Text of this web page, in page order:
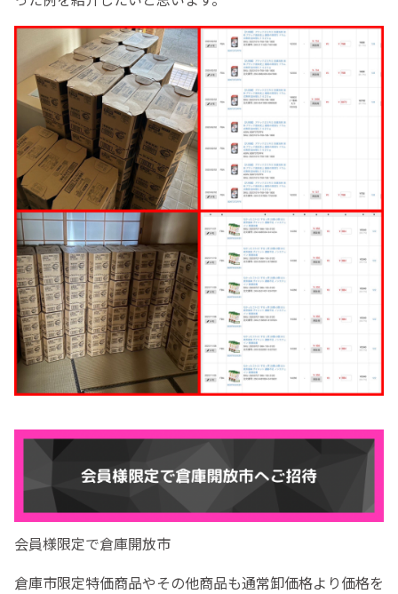
会員様限定で倉庫開放市
倉庫市限定特価商品やその他商品も通常卸価格より価格を